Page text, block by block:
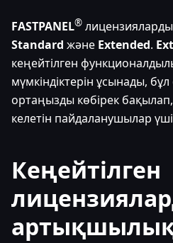
FASTPANEL®
Standard және Extended.
кеңейтілген
мүмкіндіктерін ұсынады,
ортаңызды көбірек бақылап,
келетін пайдаланушылар
Кеңейтілген